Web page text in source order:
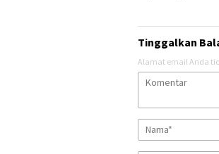
Tinggalkan
Alamat email Anda